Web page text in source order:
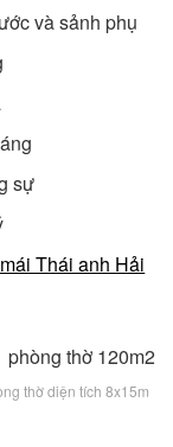
và sảnh phụ
sự
Thái anh Hải
thờ diện tích 8x15m